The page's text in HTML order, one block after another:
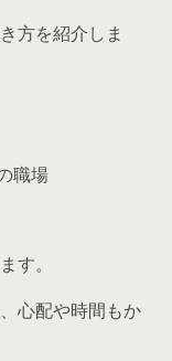
方を紹介しま
職場
す。
心配や時間もか